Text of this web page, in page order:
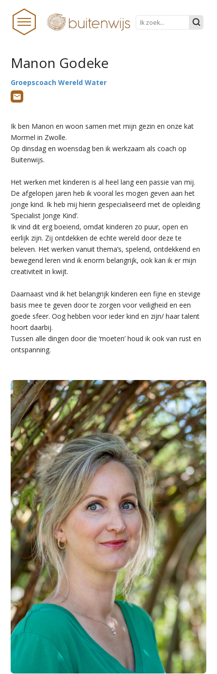
Manon Godeke
Groepscoach Wereld Water
Ik ben Manon en woon samen met mijn gezin en onze kat
Mormel in Zwolle.
Op dinsdag en woensdag ben ik werkzaam als coach op
Buitenwijs.
Het werken met kinderen is al heel lang een passie van mij.
De afgelopen jaren heb ik vooral les mogen geven aan het
jonge kind. Ik heb mij hierin gespecialiseerd met de opleiding
‘Specialist Jonge Kind’.
Ik vind dit erg boeiend, omdat kinderen zo puur, open en
eerlijk zijn. Zij ontdekken de echte wereld door deze te
beleven. Het werken vanuit thema’s, spelend, ontdekkend en
bewegend leren vind ik enorm belangrijk, ook kan ik er mijn
creativiteit in kwijt.
Daarnaast vind ik het belangrijk kinderen een fijne en stevige
basis mee te geven door te zorgen voor veiligheid en een
goede sfeer. Oog hebben voor ieder kind en zijn/ haar talent
hoort daarbij.
Tussen alle dingen door die ‘moeten’ houd ik ook van rust en
ontspanning.
NIEUWS
TEAM
PRAKTISCHE ZAKEN
DOCUMENTEN
STICHTINGSPROCES